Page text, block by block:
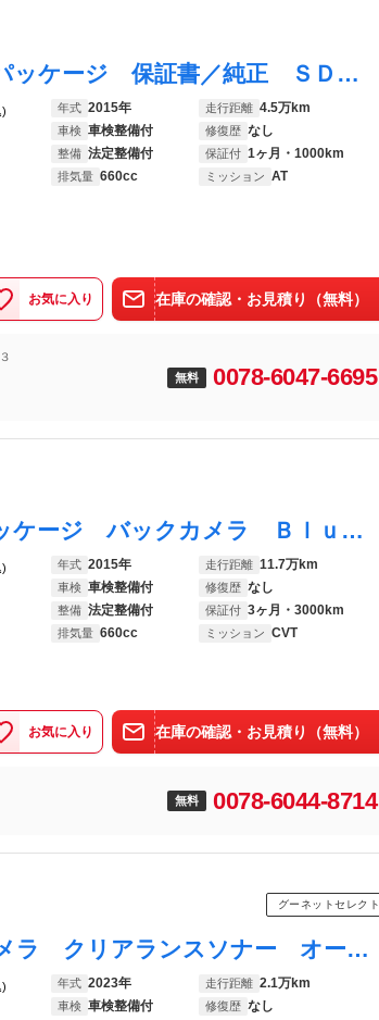
Ｎ－ＷＧＮカスタム ＳＳクールパッケージ 保証書／純正 ＳＤナビ／シート ハーフレザー／ヘッドランプ ＨＩＤ／ＥＴＣ／ＥＢＤ付ＡＢＳ／横滑り防止装置／アイドリングストップ／ワンセグＴＶ／エアバッグ 運転席／エアバッグ 助手席
年式 2015年 走行距離 4.5万km
車検 車検整備付 修復歴 なし
整備 法定整備付 保証付 1ヶ月・1000km
排気量 660cc ミッション AT
お気に入り 在庫の確認・お見積り（無料）
無料 0078-6047-6695
Ｎ－ＷＧＮカスタム Ｇ Ｌパッケージ バックカメラ Ｂｌｕｅｔｏｏｔｈ オートライト キーレスエントリー スマートキー ハーフレザーシート ＨＩＤ
年式 2015年 走行距離 11.7万km
車検 車検整備付 修復歴 なし
整備 法定整備付 保証付 3ヶ月・3000km
排気量 660cc ミッション CVT
お気に入り 在庫の確認・お見積り（無料）
無料 0078-6044-8714
グーネットセレクト
Ｎ－ＷＧＮカスタム バックカメラ クリアランスソナー オートクルーズコントロール 衝突被害軽減システム オートライト スマートキー アイドリングストップ 電動格納ミラー シートヒーター ベンチシート ＣＶＴ ＡＢＳ
年式 2023年 走行距離 2.1万km
車検 車検整備付 修復歴 なし